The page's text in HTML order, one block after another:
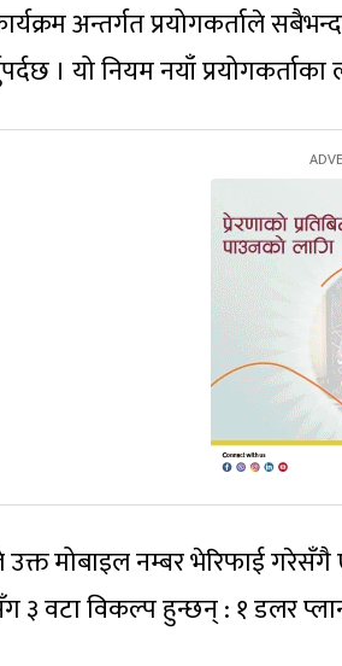
अन्तर्गत प्रयोगकर्ताले
। यो नियम नयाँ
उक्त मोबाइल नम्बर भेरिफाई
३ वटा विकल्प हुन्छन् : १ डलर